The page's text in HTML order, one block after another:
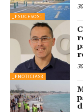
_PSUCESOS1
_PNOTICIAS3